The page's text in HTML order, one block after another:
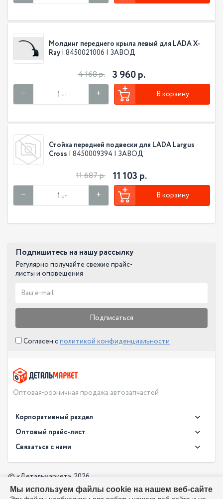
Молдинг переднего крыла левый для LADA X-
Ray | 8450021006 | ЗАВОД
4 168 р. 3 960 р.
шт В корзину
Стойка передней подвески для LADA Largus
Cross | 8450009394 | ЗАВОД
11 687 р. 11 103 р.
шт В корзину
Подпишитесь на нашу рассылку
Регулярно получайте свежие прайс-
листы и оповещения
Подписаться
Согласен сполитикой конфиденциальности
Оптовая-розничная продажа автозапчастей
Корпоративный раздел
Новости
О компании
Доставка
Оптовый прайс-лист
Оплата
Производители
Оптовый прайс-лист
Скачать прайс в PDF
Связаться с нами
© «Детальмаркет», 2026
Разработка:
Мы используем файлы cookie на нашем веб-сайте